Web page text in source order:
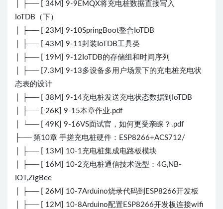
│ ├── [ 34M] 9-9EMQX将充电桩数据直接写入
IoTDB（下）
│ ├── [ 23M] 9-10SpringBoot整合IoTDB
│ ├── [ 43M] 9-11封装IoTDB工具类
│ ├── [ 19M] 9-12IoTDB的存储组和时间序列
│ ├── [7.3M] 9-13多设备多用户场景下的充电桩充电状
态表的设计
│ ├── [ 38M] 9-14充电桩发送充电状态数据到IoTDB
│ ├── [ 26K] 9-15本章作业.pdf
│ └── [ 49K] 9-16VS面试官，如何更受亲睐？.pdf
├── 第10章 手搓充电桩硬件：ESP8266+ACS712/
│ ├── [ 13M] 10-1充电桩集成电路板模块
│ ├── [ 16M] 10-2充电桩通信技术选型：4G,NB-
IOT,ZigBee
│ ├── [ 26M] 10-7Arduino烧录代码到ESP8266开发板
│ ├── [ 12M] 10-8Arduino配置ESP8266开发板连接wifi